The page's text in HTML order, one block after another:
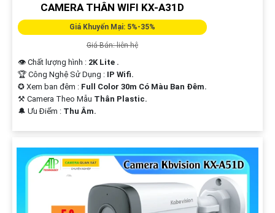
CAMERA THÂN WIFI KX-A31D
Giá Khuyến Mại: 5%-35%
Giá Bán: liên hệ
👁 Chất lượng hình : 2K Lite .
🏆 Công Nghệ Sử Dụng : IP Wifi.
✪ Xem ban đêm : Full Color 30m Có Màu Ban Ðêm.
⚒ Camera Theo Mẫu Thân Plastic.
️🔔 Ưu Điểm : Thu Âm.